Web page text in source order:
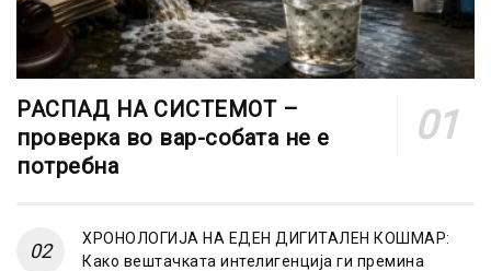
РАСПАД НА СИСТЕМОТ –
проверка во вар-собата не е
потребна
ХРОНОЛОГИЈА НА ЕДЕН ДИГИТАЛЕН КОШМАР:
Како вештачката интелигенција ги премина